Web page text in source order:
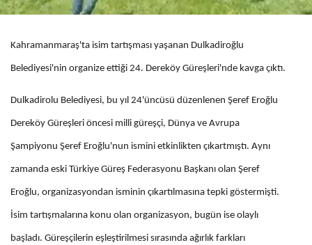
Kahramanmaraş'ta isim tartışması yaşanan Dulkadiroğlu
Belediyesi'nin organize ettiği 24. Dereköy Güreşleri'nde kavga çıktı.
Dulkadirolu Belediyesi, bu yıl 24'üncüsü düzenlenen Şeref Eroğlu
Dereköy Güreşleri öncesi milli güreşçi, Dünya ve Avrupa
Şampiyonu Şeref Eroğlu'nun ismini etkinlikten çıkartmıştı. Aynı
zamanda eski Türkiye Güreş Federasyonu Başkanı olan Şeref
Eroğlu, organizasyondan isminin çıkartılmasına tepki göstermişti.
İsim tartışmalarına konu olan organizasyon, bugün ise olaylı
başladı. Güreşçilerin eşleştirilmesi sırasında ağırlık farkları